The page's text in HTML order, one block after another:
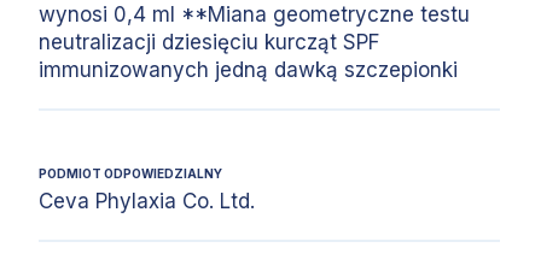
wynosi 0,4 ml **Miana geometryczne testu
neutralizacji dziesięciu kurcząt SPF
immunizowanych jedną dawką szczepionki
PODMIOT ODPOWIEDZIALNY
Ceva Phylaxia Co. Ltd.